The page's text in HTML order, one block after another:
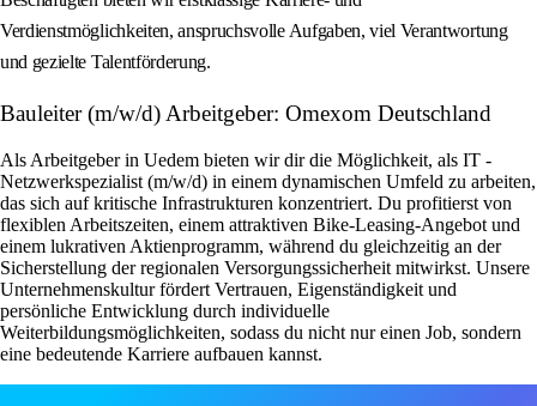
Verdienstmöglichkeiten, anspruchsvolle Aufgaben, viel Verantwortung
und gezielte Talentförderung.
Bauleiter (m/w/d) Arbeitgeber: Omexom Deutschland
Als Arbeitgeber in Uedem bieten wir dir die Möglichkeit, als IT -
Netzwerkspezialist (m/w/d) in einem dynamischen Umfeld zu arbeiten,
das sich auf kritische Infrastrukturen konzentriert. Du profitierst von
flexiblen Arbeitszeiten, einem attraktiven Bike-Leasing-Angebot und
einem lukrativen Aktienprogramm, während du gleichzeitig an der
Sicherstellung der regionalen Versorgungssicherheit mitwirkst. Unsere
Unternehmenskultur fördert Vertrauen, Eigenständigkeit und
persönliche Entwicklung durch individuelle
Weiterbildungsmöglichkeiten, sodass du nicht nur einen Job, sondern
eine bedeutende Karriere aufbauen kannst.